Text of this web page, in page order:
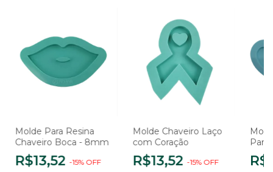
Molde Para Resina
Chaveiro Boca - 8mm
R$13,52 -15% OFF
Molde Chaveiro Laço
com Coração
R$13,52 -15% OFF
Para